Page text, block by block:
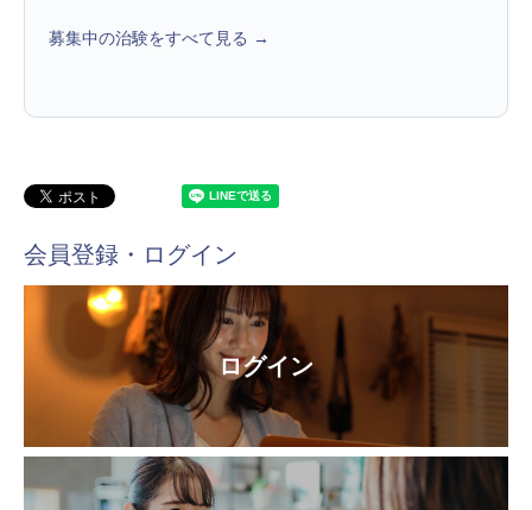
募集中の治験をすべて見る →
会員登録・ログイン
ログイン